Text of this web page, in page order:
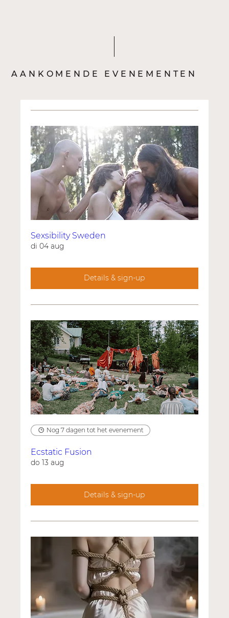
AANKOMENDE EVENEMENTEN
Sexsibility Sweden
di 04 aug
Details & sign-up
Nog 7 dagen tot het evenement
Ecstatic Fusion
do 13 aug
Details & sign-up